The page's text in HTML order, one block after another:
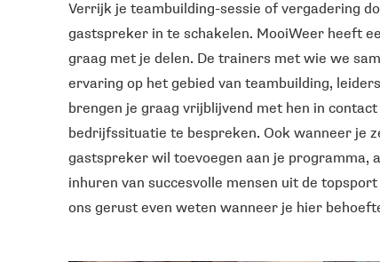
Verrijk je teambuilding-sessie of vergadering
gastspreker in te schakelen. MooiWeer heeft
graag met je delen. De trainers met wie we
ervaring op het gebied van teambuilding,
brengen je graag vrijblijvend met hen in
bedrijfssituatie te bespreken. Ook wanneer je
gastspreker wil toevoegen aan je programma,
inhuren van succesvolle mensen uit de
ons gerust even weten wanneer je hier